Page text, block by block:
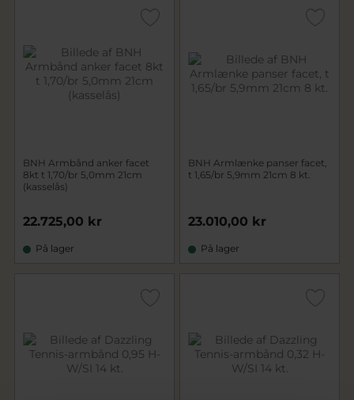
BNH Armbånd anker facet
8kt t 1,70/br 5,0mm 21cm
(kasselås)
22.725,00 kr
På lager
BNH Armlænke panser facet,
t 1,65/br 5,9mm 21cm 8 kt.
23.010,00 kr
På lager